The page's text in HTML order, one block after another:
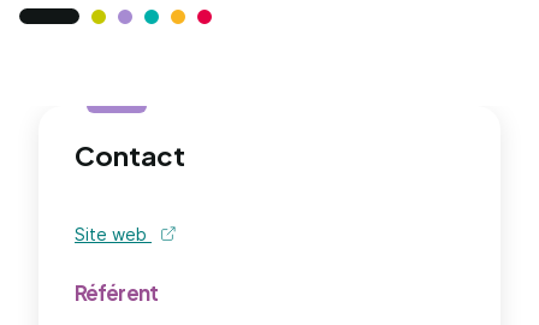
Contact
Site web de l'organisme - nouvel onglet
Référent